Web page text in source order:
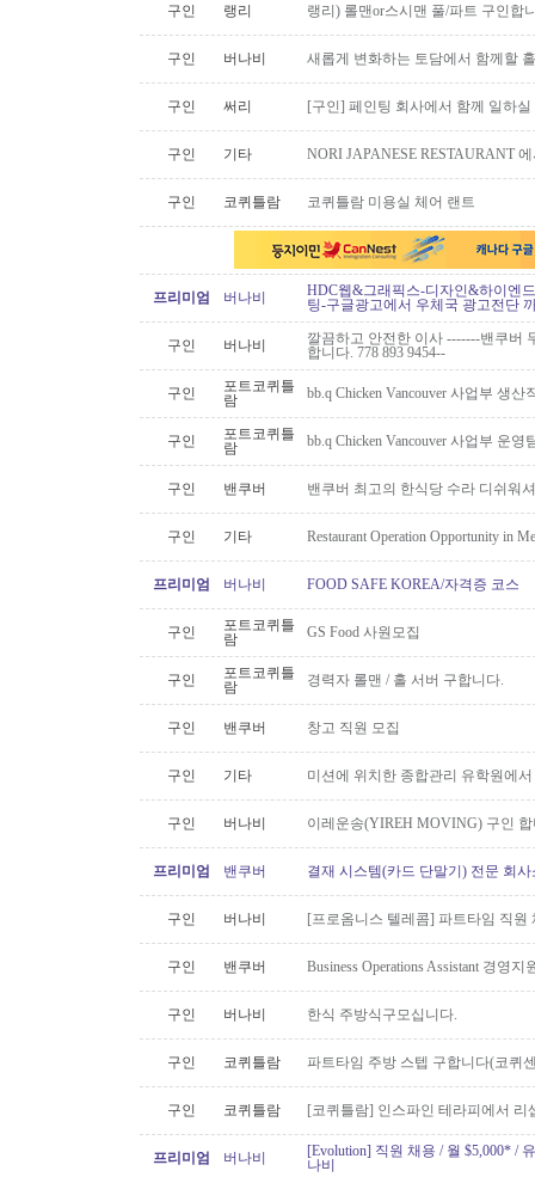
구인 랭리 랭리) 롤맨or스시맨 풀/파트 구인합
구인 버나비 새롭게 변화하는 토담에서 함께할
구인 써리 [구인] 페인팅 회사에서 함께 일하
구인 기타 NORI JAPANESE RESTAURANT
구인 코퀴틀람 코퀴틀람 미용실 체어 랜트
프리미엄 버나비
HDC웹&그래픽스-디자인&하이엔
팅-구글광고에서 우체국 광고전단
구인 버나비
깔끔하고 안전한 이사 -------밴쿠버
합니다. 778 893 9454--
구인
포트코퀴틀
람
bb.q Chicken Vancouver 사업부 생
구인
포트코퀴틀
람
bb.q Chicken Vancouver 사업부 운
구인 밴쿠버 밴쿠버 최고의 한식당 수라 디쉬워
구인 기타 Restaurant Operation Opportunity in
프리미엄 버나비 FOOD SAFE KOREA/자격증 코스
구인
포트코퀴틀
람
GS Food 사원모집
구인
포트코퀴틀
람
경력자 롤맨 / 홀 서버 구합니다.
구인 밴쿠버 창고 직원 모집
구인 기타 미션에 위치한 종합관리 유학원에
구인 버나비 이레운송(YIREH MOVING) 구인
프리미엄 밴쿠버 결재 시스템(카드 단말기) 전문 회
구인 버나비 [프로옴니스 텔레콤] 파트타임 직원
구인 밴쿠버 Business Operations Assistant 경영
구인 버나비 한식 주방식구모십니다.
구인 코퀴틀람 파트타임 주방 스텝 구합니다(코퀴
구인 코퀴틀람 [코퀴틀람] 인스파인 테라피에서 리
프리미엄 버나비
[Evolution] 직원 채용 / 월 $5,000* /
나비